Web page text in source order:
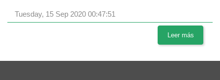
Tuesday, 15 Sep 2020 00:47:51
Leer más